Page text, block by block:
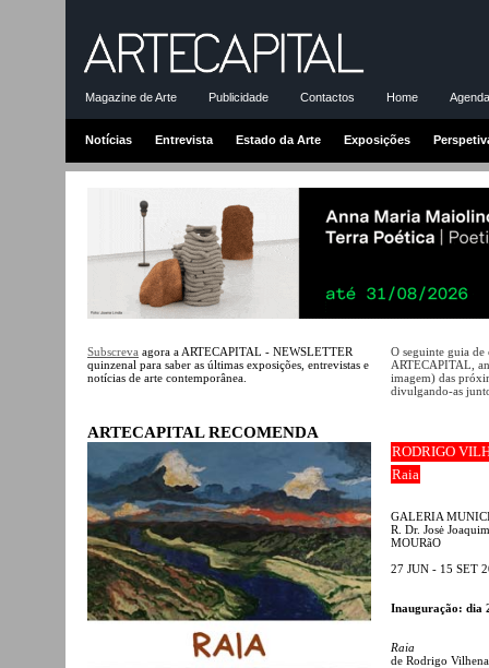
Magazine de Arte Publicidade Contactos Home
Notícias Entrevista Estado da Arte Exposições
Subscreva agora a ARTECAPITAL - NEWSLETTER
quinzenal para saber as últimas exposições, entrevistas e
notícias de arte contemporânea.
ARTECAPITAL RECOMENDA
O seguinte guia de
ARTECAPITAL,
imagem) das
divulgando-as
RODRIGO
Raia
GALERIA
R. Dr. Josė
MOURãO
27 JUN - 15 SET
Inauguração: dia
Raia
de Rodrigo Vilhena